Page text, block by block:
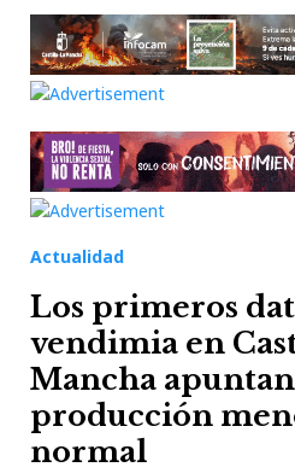
Actualidad
Los primeros
vendimia en
Mancha
producción
normal